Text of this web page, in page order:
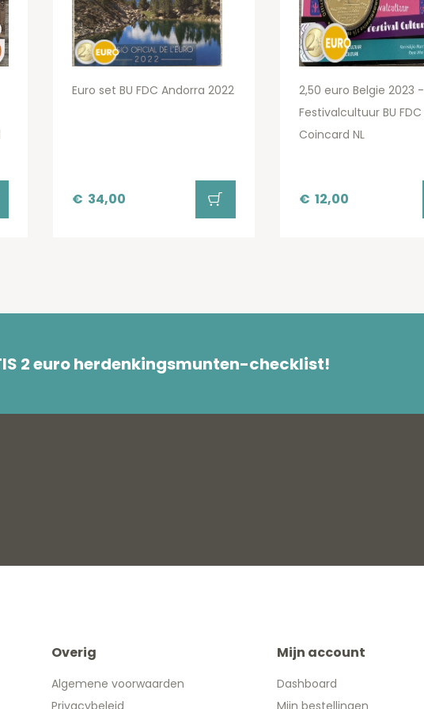
Euro set BU FDC Andorra 2022
€ 34,00
2,50 euro Belgie 2023 -
Festivalcultuur BU FDC
Coincard NL
€ 12,00
2 euro herdenkingsmunten-checklist!
Overig
Algemene voorwaarden
Mijn account
Dashboard